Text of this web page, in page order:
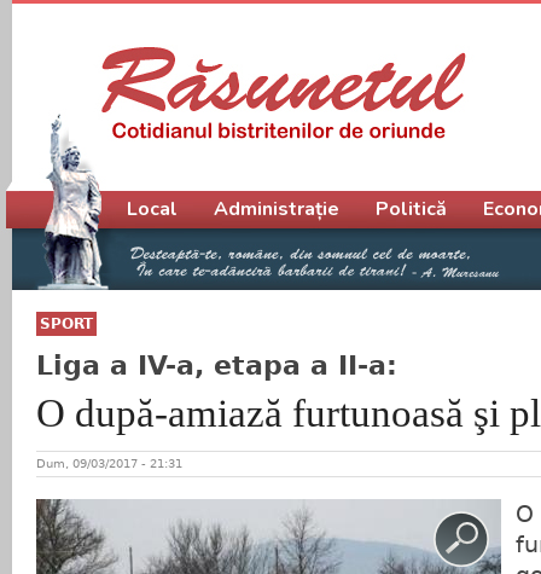
SPORT
Liga a IV-a, etapa a II-a:
O după-amiază furtunoasă şi
Dum, 09/03/2017 - 21:31
Meniu principal
Local Administrație Politică